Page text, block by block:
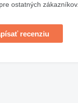
ostatných zákazníkov.
recenziu